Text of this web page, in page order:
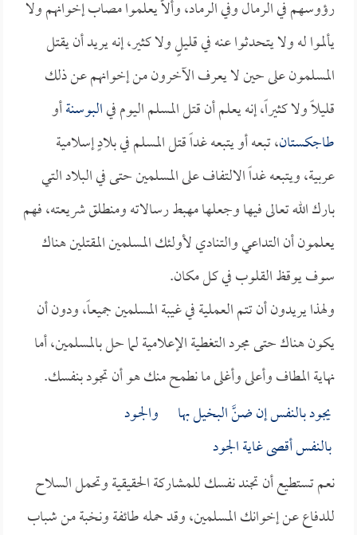
رؤوسهم في الرمال وفي الرماد، وألاَّ يعلموا مصاب إخوانهم ولا
يألموا له ولا يتحدثوا عنه في قليلٍ ولا كثير، إنه يريد أن يقتل
المسلمون على حين لا يعرف الآخرون من إخوانهم عن ذلك
قليلاً ولا كثيراً، إنه يعلم أن قتل المسلم اليوم فيالبوسنةأو
طاجكستان، تبعه أو يتبعه غداً قتل المسلم في بلادٍ إسلامية
عربية، ويتبعه غداً الالتفاف على المسلمين حتى في البلاد التي
بارك الله تعالى فيها وجعلها مهبط رسالاته ومنطلق شريعته، فهم
يعلمون أن التداعي والتنادي لأولئك المسلمين المقتلين هناك
سوف يوقظ القلوب في كل مكان.
ولهذا يريدون أن تتم العملية في غيبة المسلمين جميعاً، ودون أن
يكون هناك حتى مجرد التغطية الإعلامية لما حل بالمسلمين، أما
نهاية المطاف وأعلى وأغلى ما نطمح منك هو أن تجود بنفسك.
يجود بالنفس إن ضنَّ البخيل بها والجـود
بالنفس أقصى غاية الجود
نعم تستطيع أن تجند نفسك للمشاركة الحقيقية وتحمل السلاح
للدفاع عن إخوانك المسلمين، وقد حمله طائفة ونخبة من شباب